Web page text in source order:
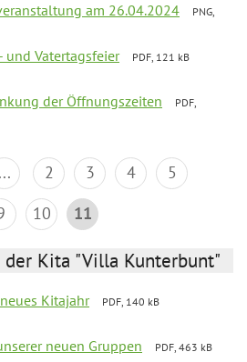
am 26.04.2024
PNG,
Vatertagsfeier
PDF, 121 kB
der Öffnungszeiten
PDF,
... 2 3 4
5
10 11
Kita "Villa Kunterbunt"
Kitajahr
PDF, 140 kB
neuen Gruppen
PDF, 463 kB